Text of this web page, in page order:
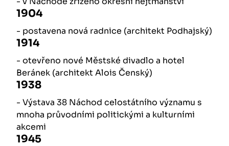
1904
- postavena nová radnice (architekt Podhajský)
1914
- otevřeno nové Městské divadlo a hotel
Beránek (architekt Alois Čenský)
1938
- Výstava 38 Náchod celostátního významu s
mnoha průvodními politickými a kulturními
akcemi
1945